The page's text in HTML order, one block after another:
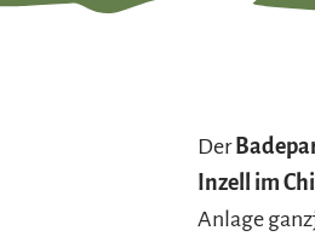
Der
Inzell im
Anlage